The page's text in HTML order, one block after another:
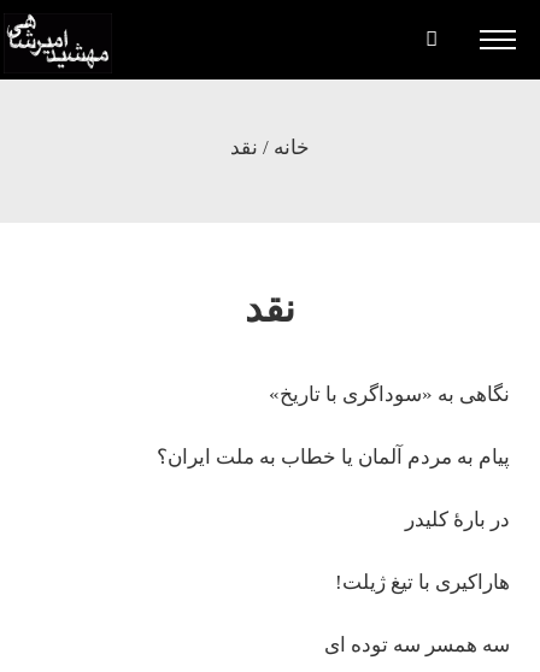
خانه / نقد
نقد
نگاهی به «سوداگری با تاریخ»
پیام به مردم آلمان یا خطاب به ملت ایران؟
در بارۀ كلیدر
هاراكیری با تیغ ژیلت!
سه همسر سه توده ای